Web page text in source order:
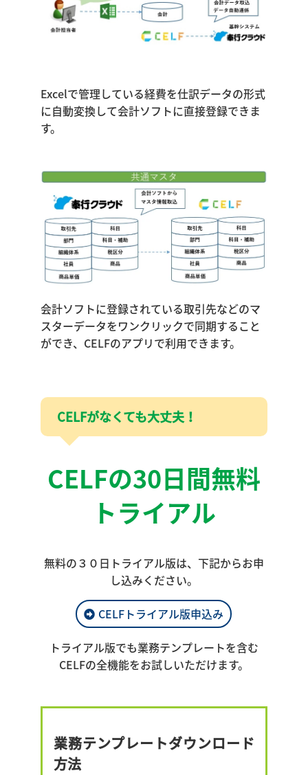
Excelで管理している経費を仕訳データの形式
に自動変換して会計ソフトに直接登録できま
す。
会計ソフトに登録されている取引先などのマ
スターデータをワンクリックで同期すること
ができ、CELFのアプリで利用できます。
CELFがなくても大丈夫！
CELFの30日間無料
トライアル
無料の３０日トライアル版は、下記からお申
し込みください。
CELFトライアル版申込み
トライアル版でも業務テンプレートを含む
CELFの全機能をお試しいただけます。
業務テンプレートダウンロード
方法